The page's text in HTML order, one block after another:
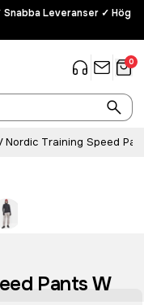
Leveranser ✓ Hög
0
Nordic Training Speed
Pants W